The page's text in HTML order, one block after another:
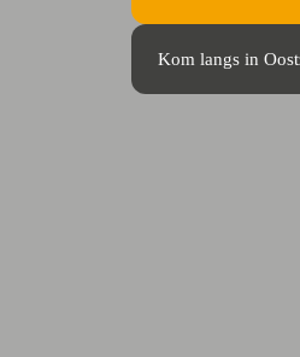
Kom langs in